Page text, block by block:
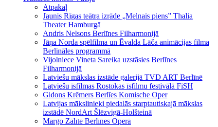
Atpakaļ
Jaunis Rīgas teātra izrāde „Melnais piens” Thalia
Theater Hamburgā
Andris Nelsons Berlīnes Filharmonijā
Jāņa Norda spēlfilma un Ēvalda Lāča animācijas filma
Berlināles programmā
Vijolniece Vineta Sareika uzstāsies Berlīnes
Filharmonijā
Latviešu mākslas izstāde galerijā TVD ART Berlīnē
Latviešu īsfilmas Rostokas īsfilmu festivālā FiSH
Gidons Krēmers Berlīes Komische Oper
Latvijas mākslinieki piedalās starptautiskajā mākslas
izstādē NordArt Šlēzvigā-Holšteinā
Margo Zālīte Berlīnes Operā